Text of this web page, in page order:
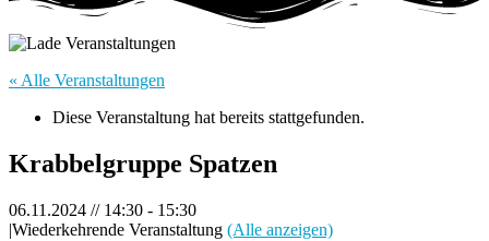
« Alle Veranstaltungen
Diese Veranstaltung hat bereits stattgefunden.
Krabbelgruppe Spatzen
06.11.2024 // 14:30 - 15:30
|Wiederkehrende Veranstaltung (Alle anzeigen)